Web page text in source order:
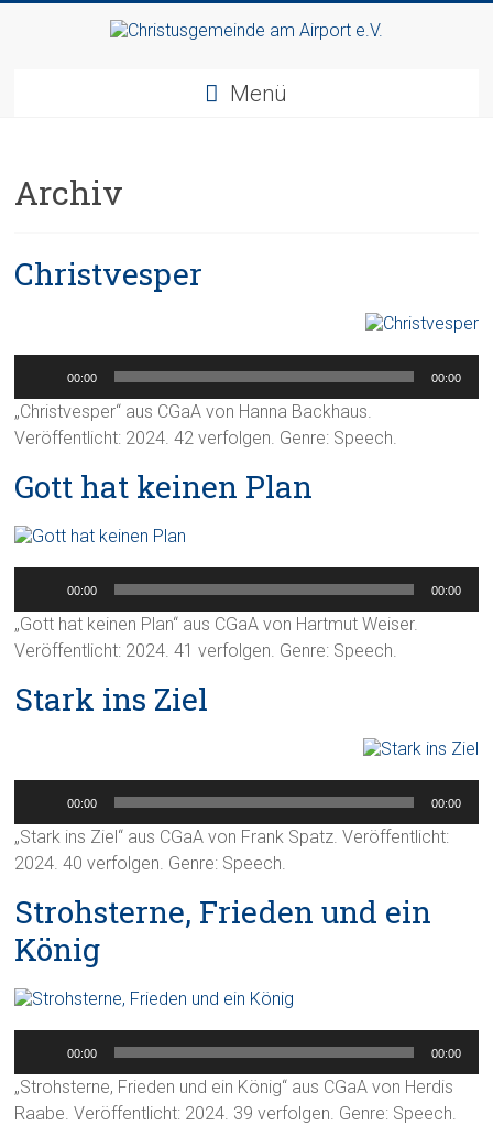
Christusgemeinde
e.V.
der
Menü
Archiv
Christvesper
00:00 00:00
„Christvesper“ aus CGaA von Hanna Backhaus.
Veröffentlicht: 2024. 42 verfolgen. Genre: Speech.
Gott hat keinen Plan
00:00 00:00
„Gott hat keinen Plan“ aus CGaA von Hartmut Weiser.
Veröffentlicht: 2024. 41 verfolgen. Genre: Speech.
Stark ins Ziel
00:00 00:00
„Stark ins Ziel“ aus CGaA von Frank Spatz. Veröffentlicht:
2024. 40 verfolgen. Genre: Speech.
Strohsterne, Frieden und ein
König
00:00 00:00
„Strohsterne, Frieden und ein König“ aus CGaA von Herdis
Raabe. Veröffentlicht: 2024. 39 verfolgen. Genre: Speech.